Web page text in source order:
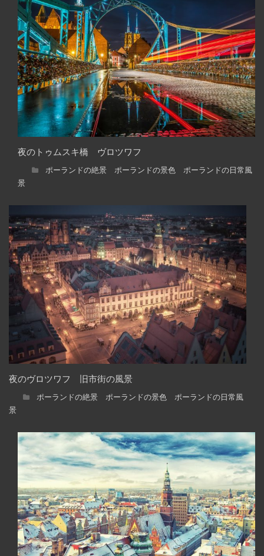
夜のトゥムスキ橋 ヴロツワフ
ポーランドの絶景 ポーランドの景色 ポーランドの日常風
景
夜のヴロツワフ 旧市街の風景
ポーランドの絶景 ポーランドの景色 ポーランドの日常風
景